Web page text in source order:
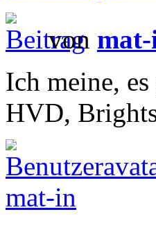
von
Ich meine,
HVD,
mat-in